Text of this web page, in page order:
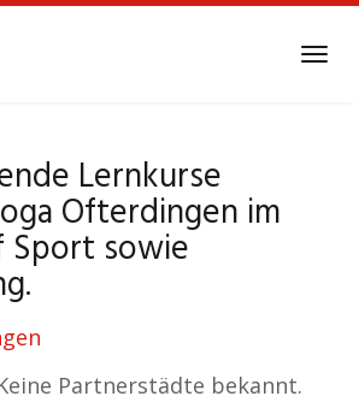
Ofterdingen
Lernkurse
Ofterdingen im
Sport sowie
Partnerstädte bekannt.